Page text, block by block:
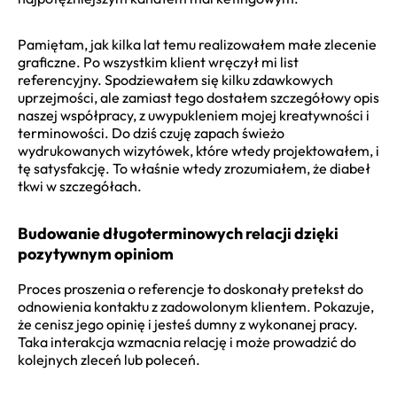
Pamiętam, jak kilka lat temu realizowałem małe zlecenie
graficzne. Po wszystkim klient wręczył mi list
referencyjny. Spodziewałem się kilku zdawkowych
uprzejmości, ale zamiast tego dostałem szczegółowy opis
naszej współpracy, z uwypukleniem mojej kreatywności i
terminowości. Do dziś czuję zapach świeżo
wydrukowanych wizytówek, które wtedy projektowałem, i
tę satysfakcję. To właśnie wtedy zrozumiałem, że diabeł
tkwi w szczegółach.
Budowanie długoterminowych relacji dzięki
pozytywnym opiniom
Proces proszenia o referencje to doskonały pretekst do
odnowienia kontaktu z zadowolonym klientem. Pokazuje,
że cenisz jego opinię i jesteś dumny z wykonanej pracy.
Taka interakcja wzmacnia relację i może prowadzić do
kolejnych zleceń lub poleceń.